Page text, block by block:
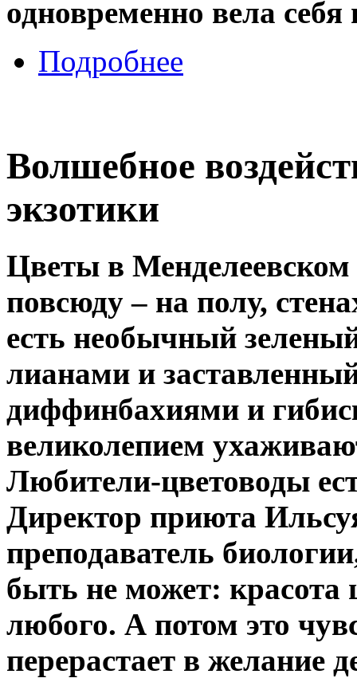
одновременно вела
Подробнее
Волшебное
экзотики
Цветы в
повсюду – на полу,
есть необычный
лианами и
диффинбахиями и
великолепием
Любители-цветоводы
Директор приюта
преподаватель
быть не может: красота
любого. А потом это
перерастает в желание